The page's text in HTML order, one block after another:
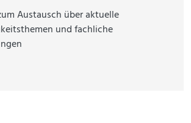
Austausch über aktuelle
und fachliche